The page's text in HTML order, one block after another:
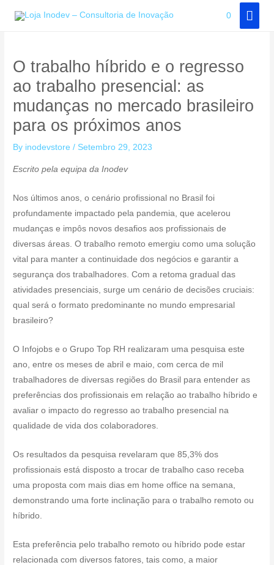
0
O trabalho híbrido e o regresso
ao trabalho presencial: as
mudanças no mercado brasileiro
para os próximos anos
By inodevstore/ Setembro 29, 2023
Escrito pela equipa da Inodev
Nos últimos anos, o cenário profissional no Brasil foi
profundamente impactado pela pandemia, que acelerou
mudanças e impôs novos desafios aos profissionais de
diversas áreas. O trabalho remoto emergiu como uma solução
vital para manter a continuidade dos negócios e garantir a
segurança dos trabalhadores. Com a retoma gradual das
atividades presenciais, surge um cenário de decisões cruciais:
qual será o formato predominante no mundo empresarial
brasileiro?
O Infojobs e o Grupo Top RH realizaram uma pesquisa este
ano, entre os meses de abril e maio, com cerca de mil
trabalhadores de diversas regiões do Brasil para entender as
preferências dos profissionais em relação ao trabalho híbrido e
avaliar o impacto do regresso ao trabalho presencial na
qualidade de vida dos colaboradores.
Os resultados da pesquisa revelaram que 85,3% dos
profissionais está disposto a trocar de trabalho caso receba
uma proposta com mais dias em home office na semana,
demonstrando uma forte inclinação para o trabalho remoto ou
híbrido.
Esta preferência pelo trabalho remoto ou híbrido pode estar
relacionada com diversos fatores, tais como, a maior